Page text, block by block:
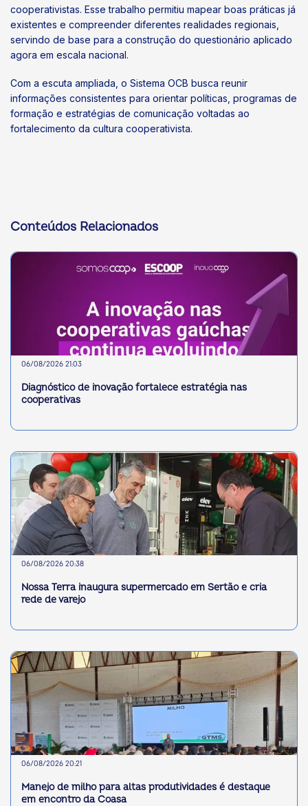
cooperativistas. Esse trabalho permitiu mapear boas práticas já
existentes e compreender diferentes realidades regionais,
servindo de base para a construção do questionário aplicado
agora em escala nacional.
Com a escuta ampliada, o Sistema OCB busca reunir
informações consistentes para orientar políticas, programas de
formação e estratégias de comunicação voltadas ao
fortalecimento da cultura cooperativista.
Conteúdos Relacionados
06/08/2026 21:03
Diagnóstico de inovação fortalece estratégia nas
cooperativas
06/08/2026 20:38
Nossa Terra inaugura supermercado em Sertão e cria
rede de varejo
06/08/2026 20:21
Manejo de milho para altas produtividades é destaque
em encontro da Coasa